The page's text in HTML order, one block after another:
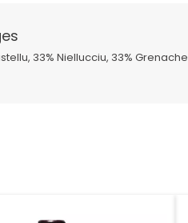
33% Niellucciu, 33% Grenache